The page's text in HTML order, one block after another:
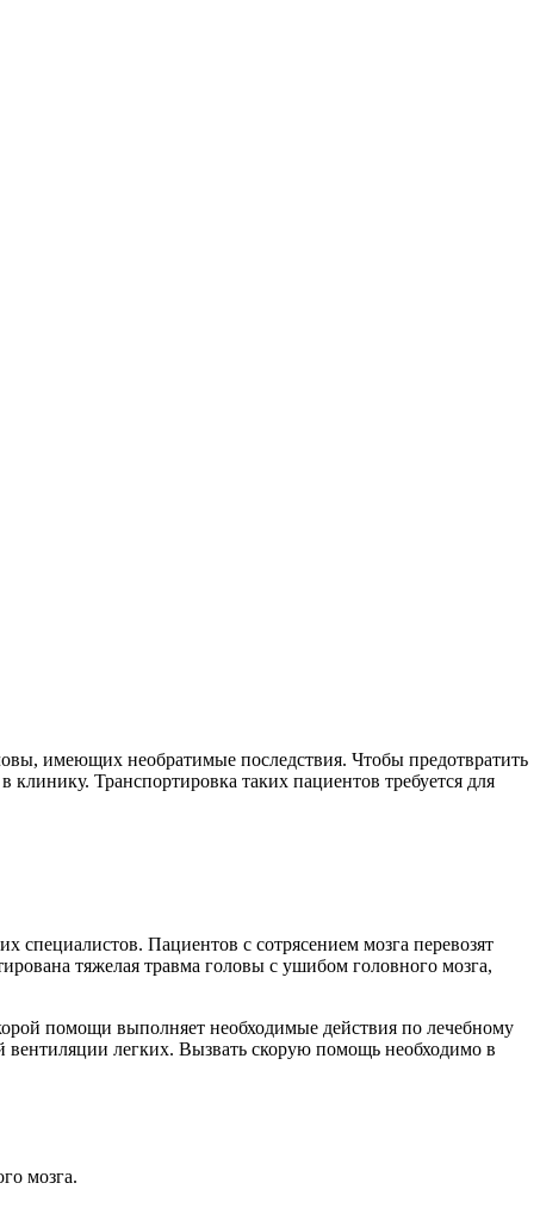
имеющих необратимые последствия. Чтобы предотвратить
Транспортировка таких пациентов требуется для
Пациентов с сотрясением мозга перевозят
тяжелая травма головы с ушибом головного мозга,
помощи выполняет необходимые действия по лечебному
вентиляции легких. Вызвать скорую помощь необходимо в
мозга.